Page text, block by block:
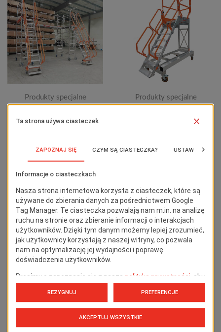
Produkty specjalne
wież jezdnych Faraone Spec
Produkty specjalne
System SPEC_RJ236
Platforma pomostowa Scala
system SY 45.1